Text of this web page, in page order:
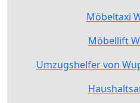
Möbeltaxi
Möbellift
Umzugshelfer von